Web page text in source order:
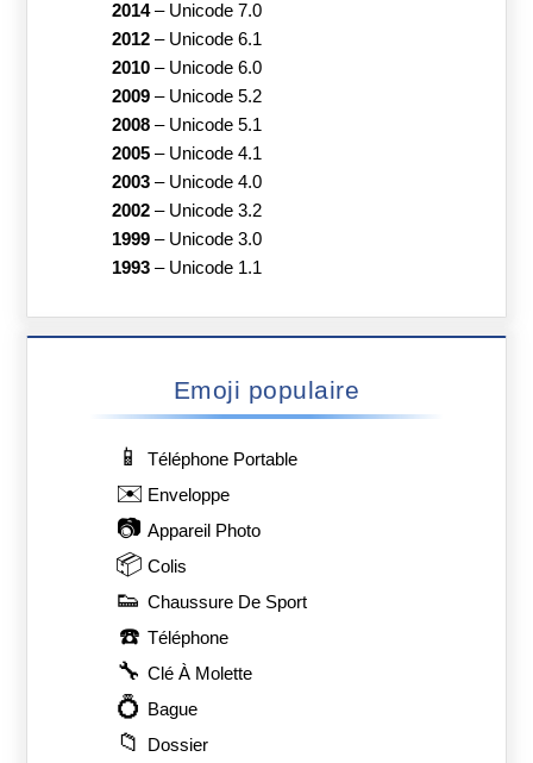
2014– Unicode 7.0
2012– Unicode 6.1
2010– Unicode 6.0
2009– Unicode 5.2
2008– Unicode 5.1
2005– Unicode 4.1
2003– Unicode 4.0
2002– Unicode 3.2
1999– Unicode 3.0
1993– Unicode 1.1
Emoji populaire
📱 Téléphone Portable
✉️ Enveloppe
📷 Appareil Photo
📦 Colis
👟 Chaussure De Sport
☎️ Téléphone
🔧 Clé À Molette
💍 Bague
📁 Dossier